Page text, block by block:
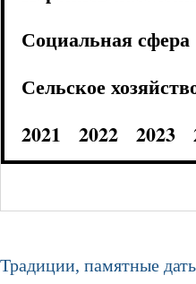
Социальная сфера
Сельское
2021
2022 2023
Традиции, памятные